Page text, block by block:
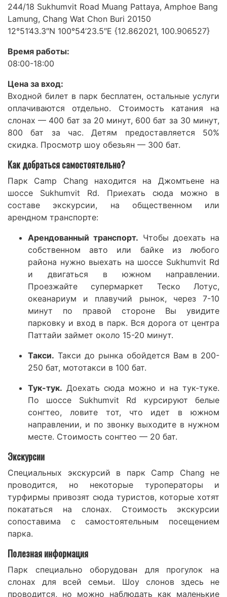
244/18 Sukhumvit Road Muang Pattaya, Amphoe Bang
Lamung, Chang Wat Chon Buri 20150
12°51’43.3″N 100°54’23.5″E {12.862021, 100.906527}
Время работы:
08:00-18:00
Цена за вход:
Входной билет в парк бесплатен, остальные услуги
оплачиваются отдельно. Стоимость катания на
слонах — 400 бат за 20 минут, 600 бат за 30 минут,
800 бат за час. Детям предоставляется 50%
скидка. Просмотр шоу обезьян — 300 бат.
Как добраться самостоятельно?
Парк Camp Chang находится на Джомтьене на
шоссе Sukhumvit Rd. Приехать сюда можно в
составе экскурсии, на общественном или
арендном транспорте:
Арендованный транспорт. Чтобы доехать на
собственном авто или байке из любого
района нужно выехать на шоссе Sukhumvit Rd
и двигаться в южном направлении.
Проезжайте супермаркет Теско Лотус,
океанариум и плавучий рынок, через 7-10
минут по правой стороне Вы увидите
парковку и вход в парк. Вся дорога от центра
Паттайи займет около 15-20 минут.
Такси. Такси до рынка обойдется Вам в 200-
250 бат, мототакси в 100 бат.
Тук-тук. Доехать сюда можно и на тук-туке.
По шоссе Sukhumvit Rd курсируют белые
сонгтео, ловите тот, что идет в южном
направлении, и по звонку выходите в нужном
месте. Стоимость сонгтео — 20 бат.
Экскурсии
Специальных экскурсий в парк Camp Chang не
проводится, но некоторые туроператоры и
турфирмы привозят сюда туристов, которые хотят
покататься на слонах. Стоимость экскурсии
сопоставима с самостоятельным посещением
парка.
Полезная информация
Парк специально оборудован для прогулок на
слонах для всей семьи. Шоу слонов здесь не
проводится, но можно наблюдать как маленькие